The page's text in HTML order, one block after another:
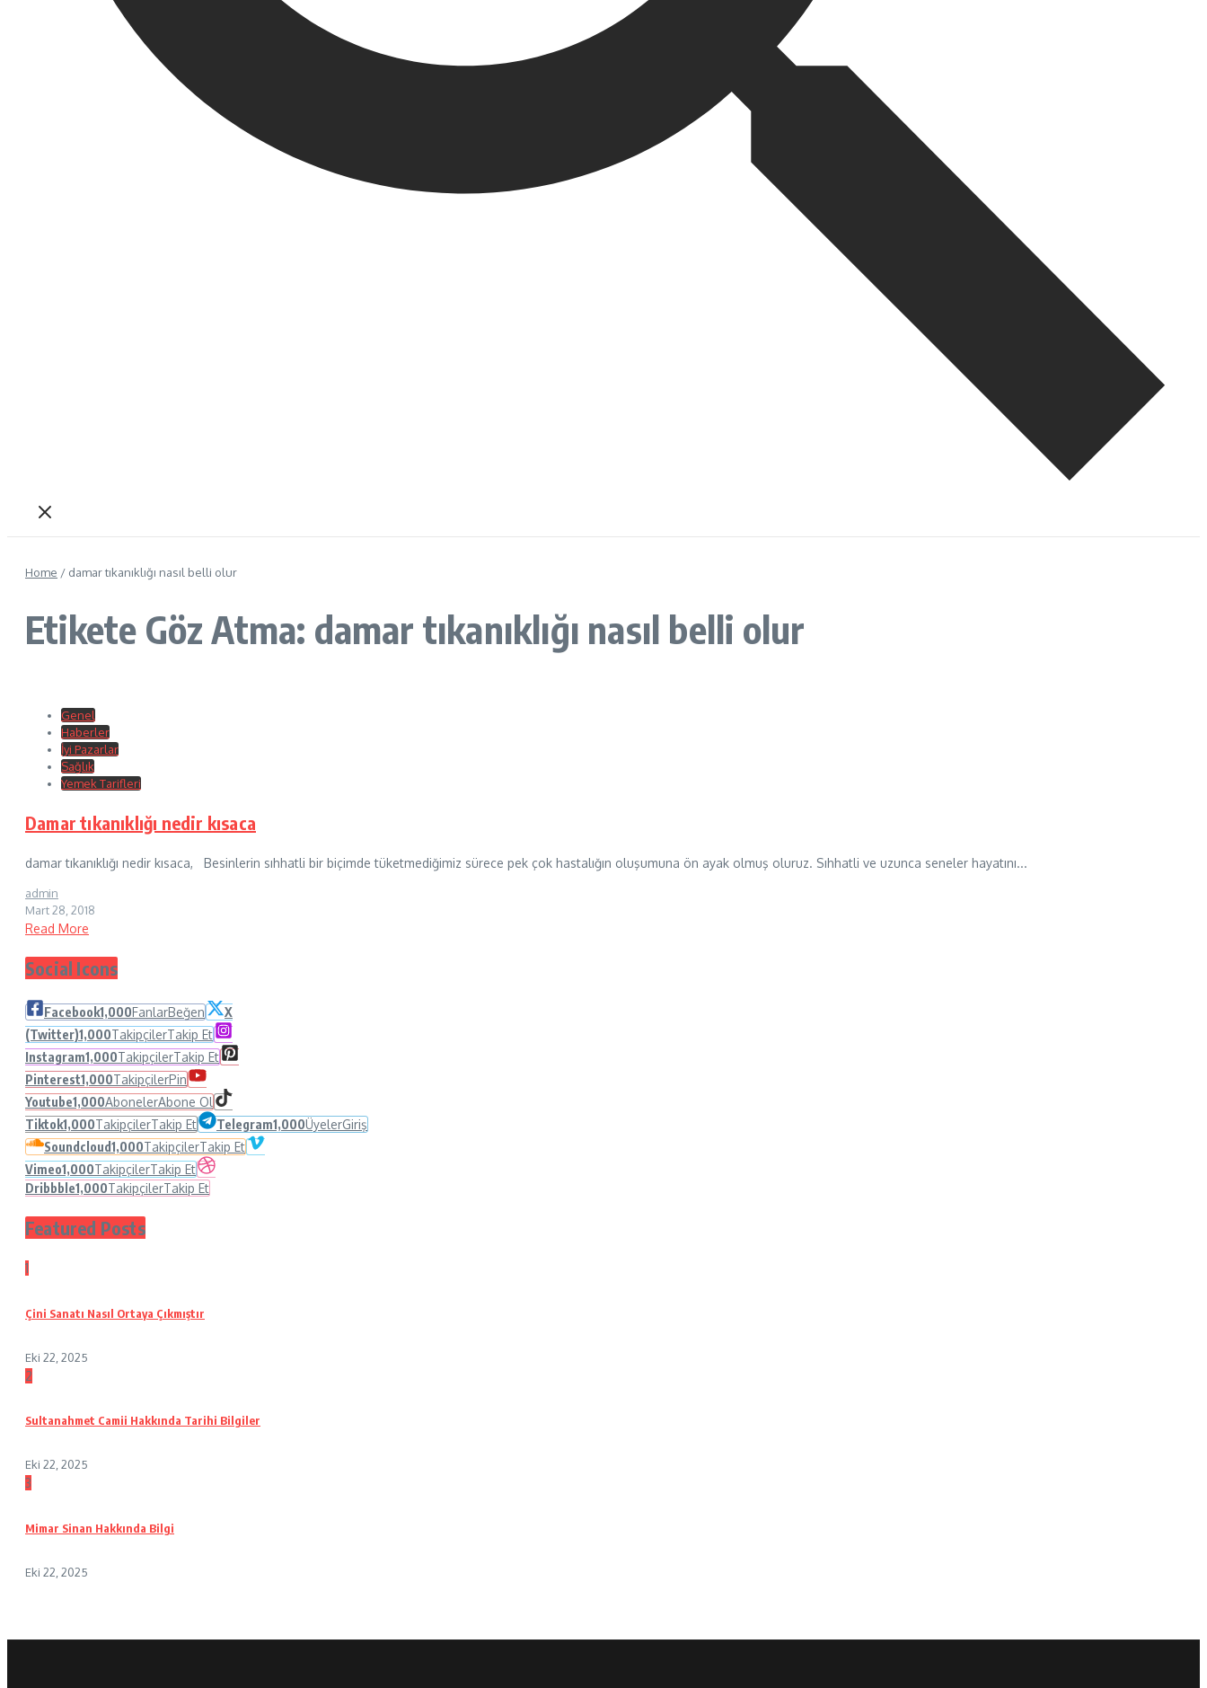
Home / damar tıkanıklığı nasıl belli olur
Etikete Göz Atma: damar tıkanıklığı nasıl belli olur
Genel
Haberler
İyi Pazarlar
Sağlık
Yemek Tarifleri
Damar tıkanıklığı nedir kısaca
damar tıkanıklığı nedir kısaca, Besinlerin sıhhatli bir biçimde tüketmediğimiz sürece pek çok hastalığın oluşumuna ön ayak olmuş oluruz. Sıhhatli ve uzunca seneler hayatını...
admin
Mart 28, 2018
Read More
Social Icons
Facebook1,000FanlarBeğen
X
(Twitter)1,000TakipçilerTakip Et
Instagram1,000TakipçilerTakip Et
Pinterest1,000TakipçilerPin
Youtube1,000AbonelerAbone Ol
Tiktok1,000TakipçilerTakip Et Telegram1,000ÜyelerGiriş
Soundcloud1,000TakipçilerTakip Et
Vimeo1,000TakipçilerTakip Et
Dribbble1,000TakipçilerTakip Et
Featured Posts
1
Çini Sanatı Nasıl Ortaya Çıkmıştır
Eki 22, 2025
2
Sultanahmet Camii Hakkında Tarihi Bilgiler
Eki 22, 2025
3
Mimar Sinan Hakkında Bilgi
Eki 22, 2025